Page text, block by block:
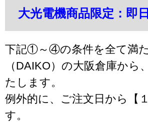
大光電機商品限定：即
下記①～④の条件を全て満
（DAIKO）の大阪倉庫か
たします。
例外的に、ご注文日から【
す。